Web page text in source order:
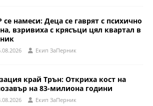
се намеси: Деца се гаврят с психично
взривиха с крясъци цял квартал в
Eкип ЗаПерник
край Трън: Откриха кост на
на 83-милиона години
Eкип ЗаПерник